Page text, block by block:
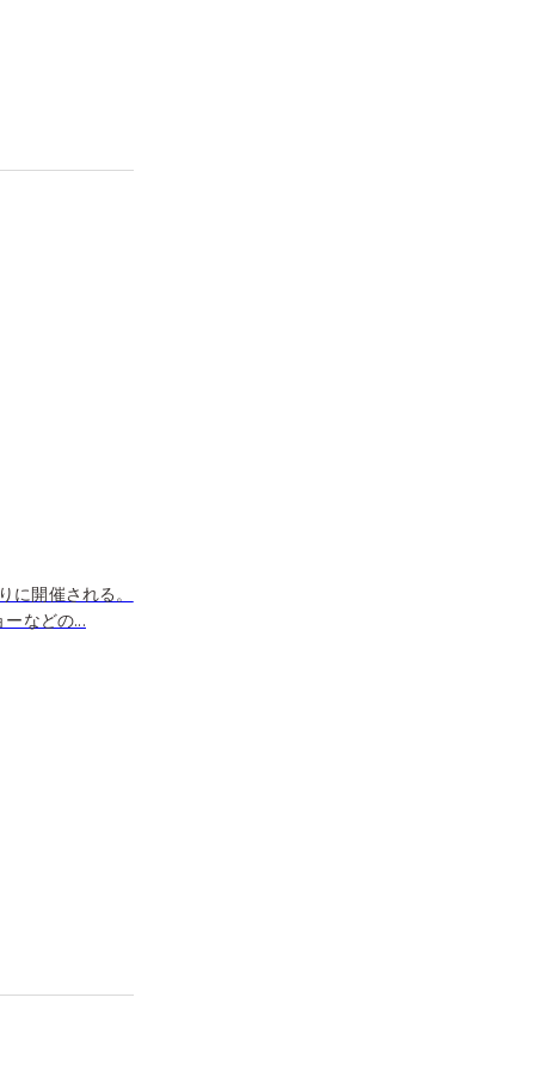
開催される。
などの...